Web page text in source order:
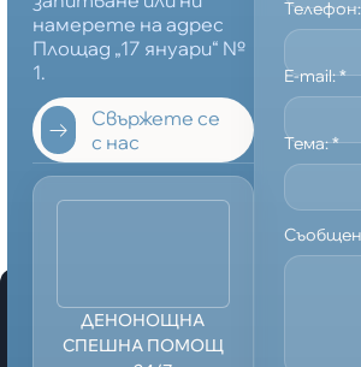
намерете на адрес
Площад „17 януари“ №
1.
Свържете се
с нас
ДЕНОНОЩНА
СПЕШНА ПОМОЩ
E-mail:*
Тема:*